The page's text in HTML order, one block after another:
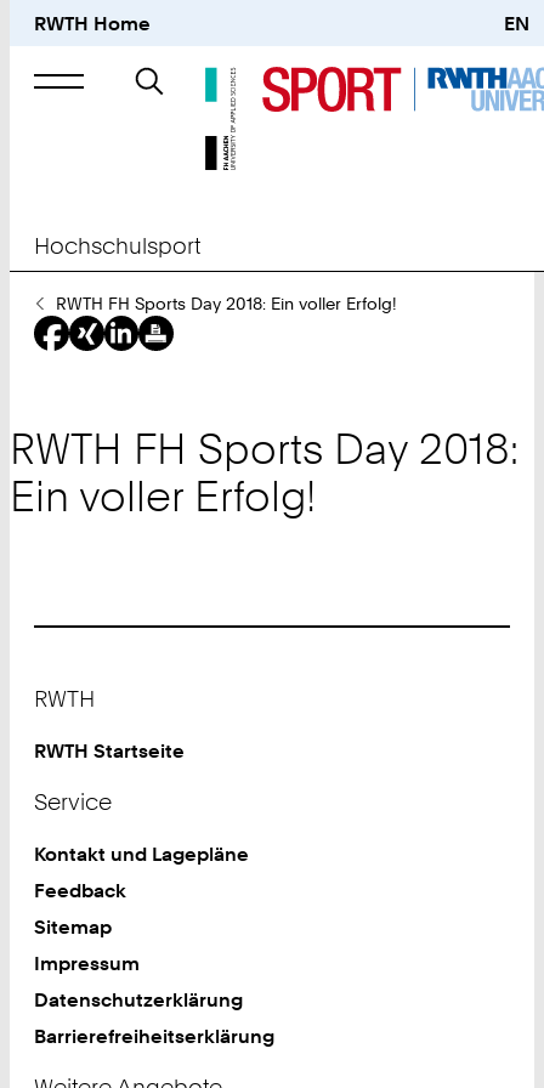
RWTH Home EN
Suche
nach
Hochschulsport
Sie
sind
hier:
RWTH FH Sports Day 2018: Ein voller Erfolg!
RWTH FH Sports Day 2018:
Ein voller Erfolg!
RWTH
RWTH Startseite
Service
Kontakt und Lagepläne
Feedback
Sitemap
Impressum
Datenschutzerklärung
Barrierefreiheitserklärung